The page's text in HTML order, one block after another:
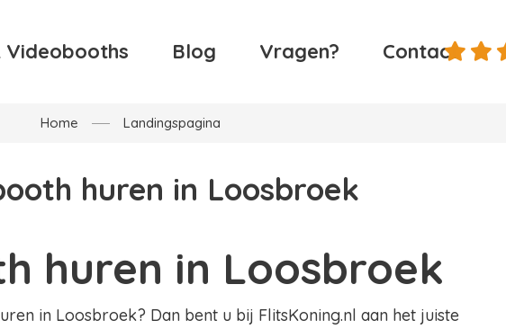
Videobooths Blog Vragen? Contact
Home Landingspagina
huren in Loosbroek
huren in Loosbroek
in Loosbroek? Dan bent u bij FlitsKoning.nl aan het juiste